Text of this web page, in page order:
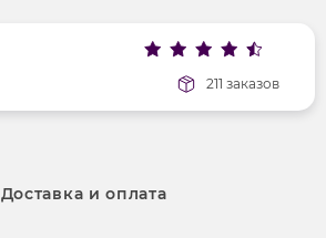
без рисунка
округлый
трикотажный
211 заказов
Доставка и оплата